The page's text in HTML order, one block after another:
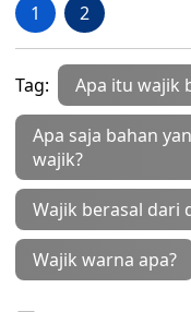
1 2
Tag: Apa itu wajik
Apa saja bahan
wajik?
Wajik berasal dari
Wajik warna apa?